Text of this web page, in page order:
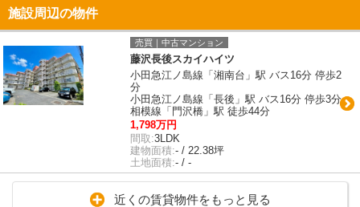
施設周辺の物件
売買｜中古マンション
藤沢長後スカイハイツ
小田急江ノ島線「湘南台」駅 バス16分 停歩2
分
小田急江ノ島線「長後」駅 バス16分 停歩3分
相模線「門沢橋」駅 徒歩44分
1,798万円
間取:3LDK
建物面積:- / 22.38坪
土地面積:- / -
近くの賃貸物件をもっと見る